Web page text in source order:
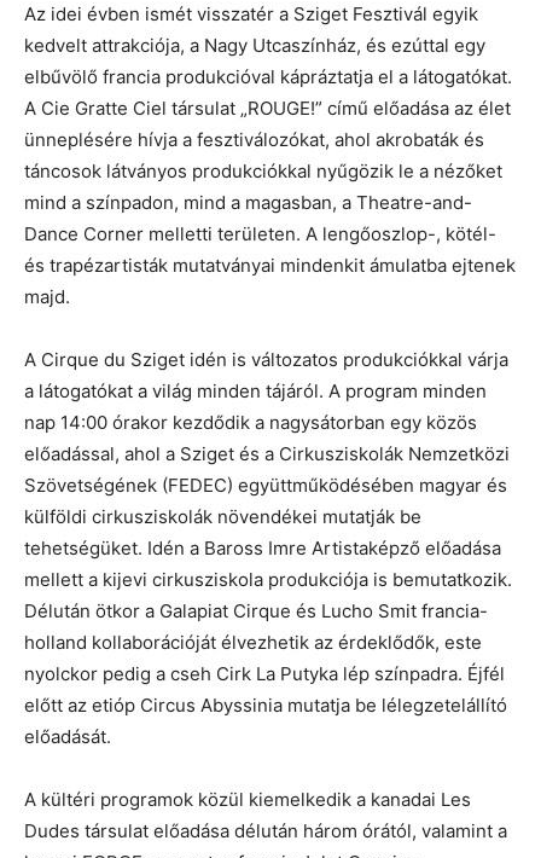
Az idei évben ismét visszatér a Sziget Fesztivál egyik
kedvelt attrakciója, a Nagy Utcaszínház, és ezúttal egy
elbűvölő francia produkcióval kápráztatja el a látogatókat.
A Cie Gratte Ciel társulat „ROUGE!” című előadása az élet
ünneplésére hívja a fesztiválozókat, ahol akrobaták és
táncosok látványos produkciókkal nyűgözik le a nézőket
mind a színpadon, mind a magasban, a Theatre-and-
Dance Corner melletti területen. A lengőoszlop-, kötél-
és trapézartisták mutatványai mindenkit ámulatba ejtenek
majd.
A Cirque du Sziget idén is változatos produkciókkal várja
a látogatókat a világ minden tájáról. A program minden
nap 14:00 órakor kezdődik a nagysátorban egy közös
előadással, ahol a Sziget és a Cirkusziskolák Nemzetközi
Szövetségének (FEDEC) együttműködésében magyar és
külföldi cirkusziskolák növendékei mutatják be
tehetségüket. Idén a Baross Imre Artistaképző előadása
mellett a kijevi cirkusziskola produkciója is bemutatkozik.
Délután ötkor a Galapiat Cirque és Lucho Smit francia-
holland kollaborációját élvezhetik az érdeklődők, este
nyolckor pedig a cseh Cirk La Putyka lép színpadra. Éjfél
előtt az etióp Circus Abyssinia mutatja be lélegzetelállító
előadását.
A kültéri programok közül kiemelkedik a kanadai Les
Dudes társulat előadása délután három órától, valamint a